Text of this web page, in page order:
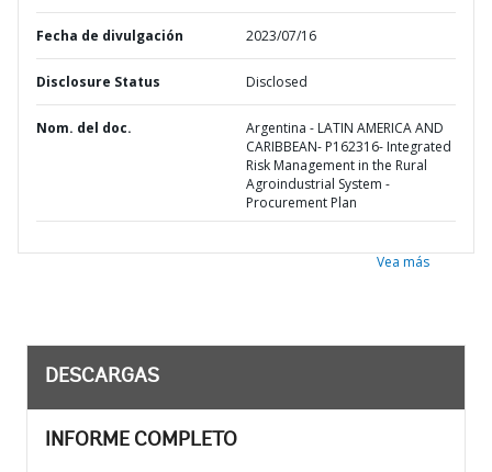
Fecha de divulgación 2023/07/16
Disclosure Status Disclosed
Nom. del doc.
Argentina - LATIN AMERICA AND
CARIBBEAN- P162316- Integrated
Risk Management in the Rural
Agroindustrial System -
Procurement Plan
Vea más
DESCARGAS
INFORME COMPLETO